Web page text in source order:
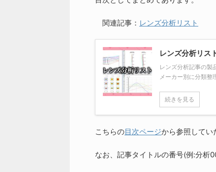
関連記事： レンズ分析リスト
レンズ分析リス
レンズ分析記事の製
メーカー別に分類整
続きを見る
こちらの目次ページから参照してい
なお、記事タイトルの番号(例:分析